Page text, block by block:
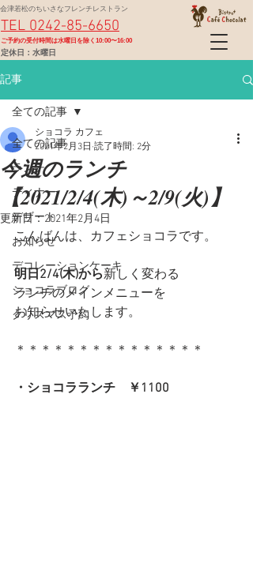
定休日：水曜日
TEL 0242-85-6650
会津若松のちいさなフレンチレストラン
​ご予約の受付時間は水曜日を除く10:00〜16:00
記事
全ての記事
ランチ
ディナー
デザート
お知らせ
デコレーションケーキ
ショコラブログ
クリスマス予約
全ての記事
今週のランチ
【2021/2/4(木)～2/9(火)】
ショコラ カフェ
2021年2月3日 読了時間: 2分
更新日：2021年2月4日
こんばんは、カフェショコラです。
明日2/4(木)から新しく変わる
ランチのメインメニューを
お知らせいたします。
＊＊＊＊＊＊＊＊＊＊＊＊＊＊＊
・ショコラランチ　￥1100